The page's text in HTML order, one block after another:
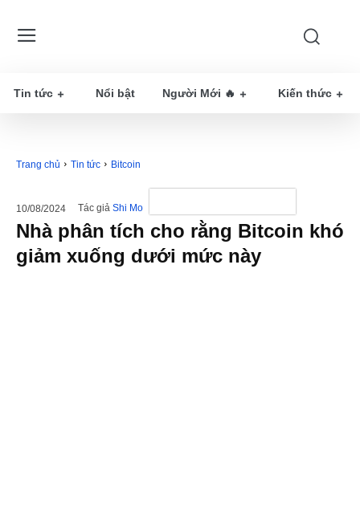
Tin tức Nổi bật Người Mới 🔥 Kiến thức
Trang chủ Tin tức Bitcoin
10/08/2024 Tác giả Shi Mo
Nhà phân tích cho rằng Bitcoin khó
giảm xuống dưới mức này